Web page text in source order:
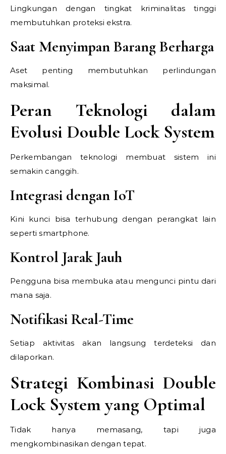
Lingkungan dengan tingkat kriminalitas tinggi
membutuhkan proteksi ekstra.
Saat Menyimpan Barang Berharga
Aset penting membutuhkan perlindungan
maksimal.
Peran Teknologi dalam
Evolusi Double Lock System
Perkembangan teknologi membuat sistem ini
semakin canggih.
Integrasi dengan IoT
Kini kunci bisa terhubung dengan perangkat lain
seperti smartphone.
Kontrol Jarak Jauh
Pengguna bisa membuka atau mengunci pintu dari
mana saja.
Notifikasi Real-Time
Setiap aktivitas akan langsung terdeteksi dan
dilaporkan.
Strategi Kombinasi Double
Lock System yang Optimal
Tidak hanya memasang, tapi juga
mengkombinasikan dengan tepat.